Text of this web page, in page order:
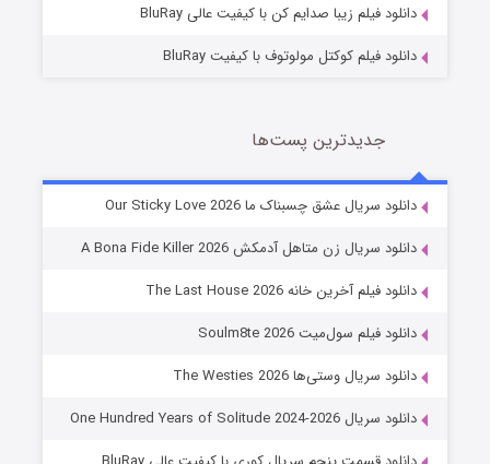
شوهر
دانلود فیلم زیبا صدایم کن با کیفیت عالی BluRay
دانلود فیلم کوکتل مولوتوف با کیفیت BluRay
جدیدترین پست‌ها
دانلود سریال عشق چسبناک ما Our Sticky Love 2026
دانلود سریال زن متاهل آدمکش A Bona Fide Killer 2026
دانلود فیلم آخرین خانه The Last House 2026
دانلود فیلم سول‌میت Soulm8te 2026
دانلود سریال وستی‌ها The Westies 2026
دانلود سریال One Hundred Years of Solitude 2024-2026